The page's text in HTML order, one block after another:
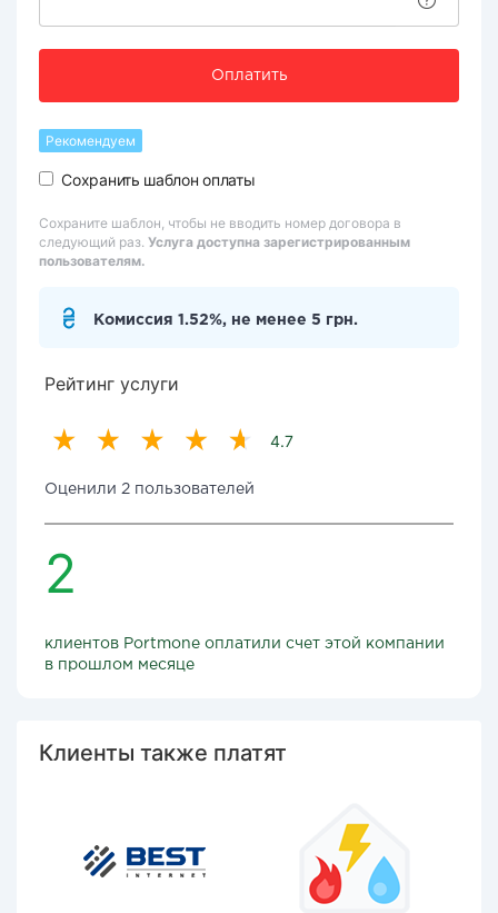
Оплатить
Рекомендуем
Сохранить шаблон оплаты
Сохраните шаблон, чтобы не вводить номер договора в
следующий раз. Услуга доступна зарегистрированным
пользователям.
Комиссия 1.52%, не менее 5 грн.
Рейтинг услуги
4.7
Оценили 2 пользователей
2
клиентов Portmone оплатили счет этой компании
в прошлом месяце
Клиенты также платят